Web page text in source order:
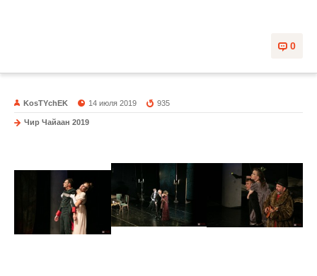
0
KosTYchEK 14 июля 2019 935
Чир Чайаан 2019